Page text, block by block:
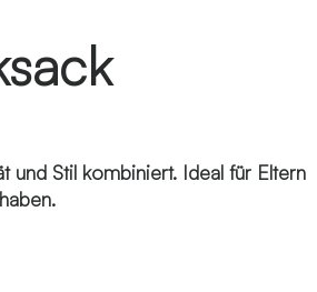
und Stil kombiniert. Ideal für Eltern